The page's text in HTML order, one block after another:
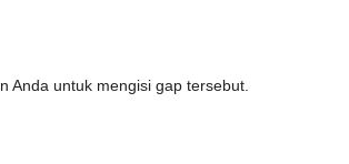
Anda untuk mengisi gap tersebut.